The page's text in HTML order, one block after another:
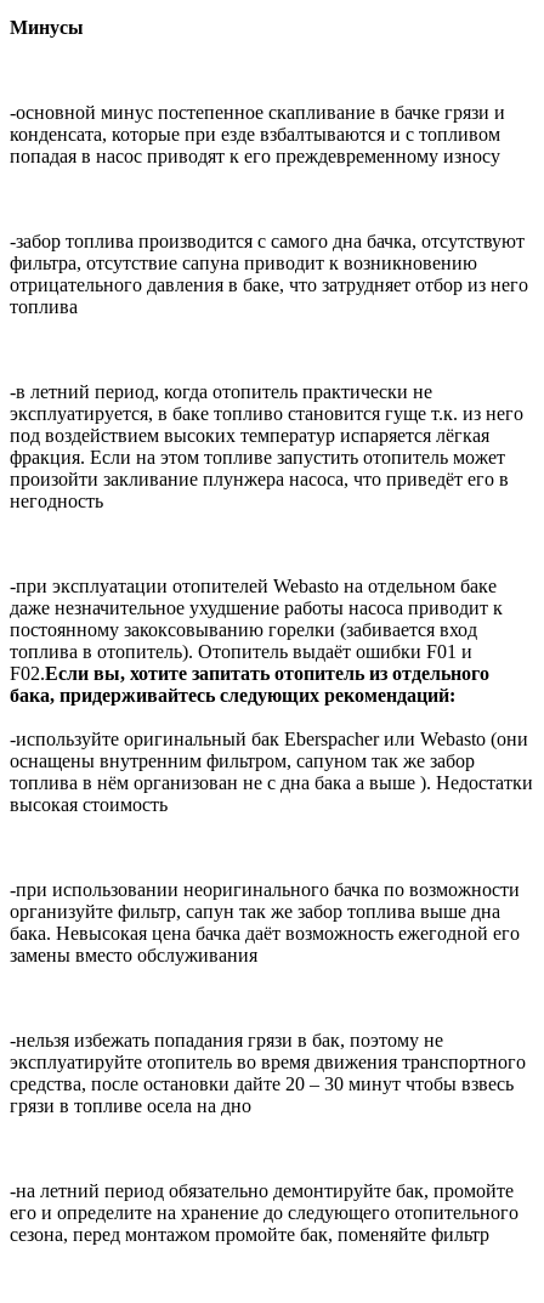
Минусы
-основной минус постепенное скапливание в бачке грязи и
конденсата, которые при езде взбалтываются и с топливом
попадая в насос приводят к его преждевременному износу
-забор топлива производится с самого дна бачка, отсутствуют
фильтра, отсутствие сапуна приводит к возникновению
отрицательного давления в баке, что затрудняет отбор из него
топлива
-в летний период, когда отопитель практически не
эксплуатируется, в баке топливо становится гуще т.к. из него
под воздействием высоких температур испаряется лёгкая
фракция. Если на этом топливе запустить отопитель может
произойти закливание плунжера насоса, что приведёт его в
негодность
-при эксплуатации отопителей Webasto на отдельном баке
даже незначительное ухудшение работы насоса приводит к
постоянному закоксовыванию горелки (забивается вход
топлива в отопитель). Отопитель выдаёт ошибки F01 и
F02.Если вы, хотите запитать отопитель из отдельного
бака, придерживайтесь следующих рекомендаций:
-используйте оригинальный бак Eberspacher или Webasto (они
оснащены внутренним фильтром, сапуном так же забор
топлива в нём организован не с дна бака а выше ). Недостатки
высокая стоимость
-при использовании неоригинального бачка по возможности
организуйте фильтр, сапун так же забор топлива выше дна
бака. Невысокая цена бачка даёт возможность ежегодной его
замены вместо обслуживания
-нельзя избежать попадания грязи в бак, поэтому не
эксплуатируйте отопитель во время движения транспортного
средства, после остановки дайте 20 – 30 минут чтобы взвесь
грязи в топливе осела на дно
-на летний период обязательно демонтируйте бак, промойте
его и определите на хранение до следующего отопительного
сезона, перед монтажом промойте бак, поменяйте фильтр